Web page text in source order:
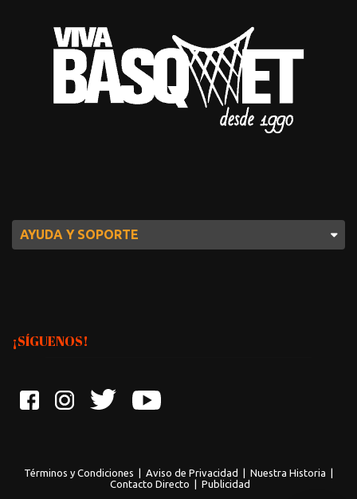
AYUDA Y SOPORTE
¡SÍGUENOS!
Términos y Condiciones Aviso de Privacidad Nuestra Historia
Contacto Directo
Publicidad